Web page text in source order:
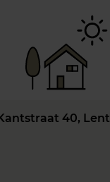
40, Lent